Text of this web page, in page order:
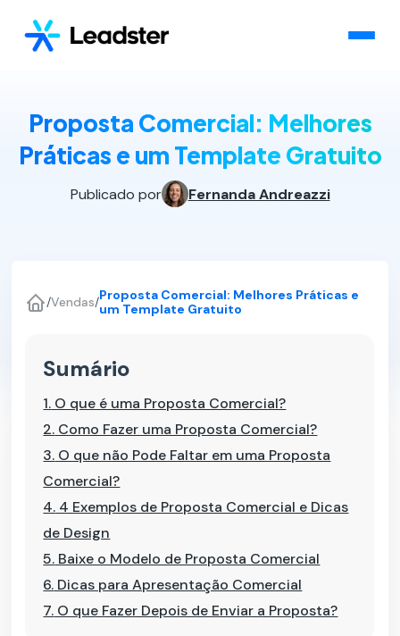
Proposta Comercial: Melhores
Práticas e um Template Gratuito
Publicado por Fernanda Andreazzi
/Vendas/Proposta Comercial: Melhores Práticas e
um Template Gratuito
Sumário
1. O que é uma Proposta Comercial?
2. Como Fazer uma Proposta Comercial?
3. O que não Pode Faltar em uma Proposta
Comercial?
4. 4 Exemplos de Proposta Comercial e Dicas
de Design
5. Baixe o Modelo de Proposta Comercial
6. Dicas para Apresentação Comercial
7. O que Fazer Depois de Enviar a Proposta?